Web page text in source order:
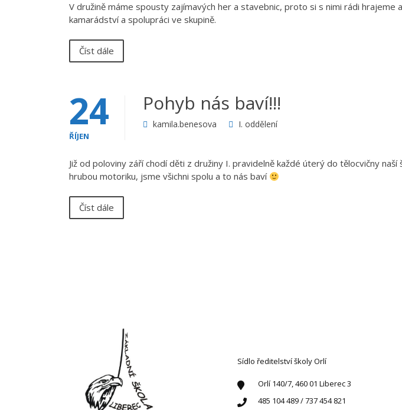
V družině máme spousty zajímavých her a stavebnic, proto si s nimi rádi hrajeme
kamarádství a spolupráci ve skupině.
Číst dále
24
ŘÍJEN
Pohyb nás baví!!!
kamila.benesova I. oddělení
Již od poloviny září chodí děti z družiny I. pravidelně každé úterý do tělocvičny
hrubou motoriku, jsme všichni spolu a to nás baví
Číst dále
Sídlo ředitelství školy Orlí
Orlí 140/7, 460 01 Liberec 3
485 104 489 / 737 454 821